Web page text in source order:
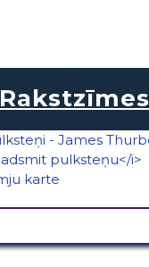
Rakstzīmes